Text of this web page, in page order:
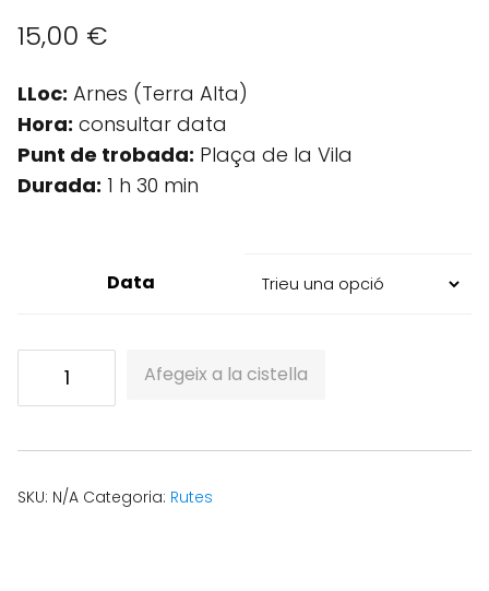
15,00 €
LLoc: Arnes (Terra Alta)
Hora: consultar data
Punt de trobada: Plaça de la Vila
Durada: 1 h 30 min
Data
ruta
les
Afegeix a la cistella
SKU: N/A Categoria: Rutes